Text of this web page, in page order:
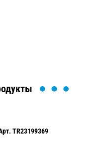
TR23199369